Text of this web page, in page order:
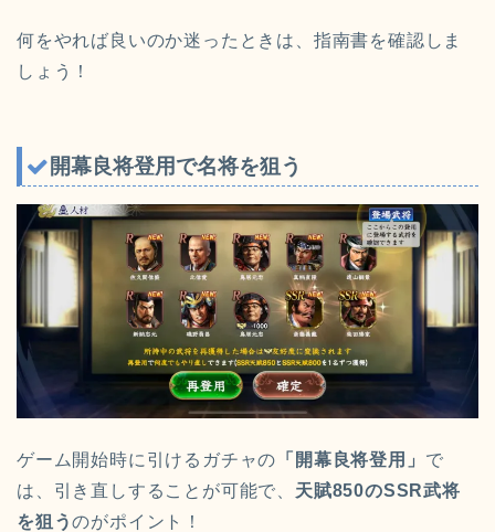
何をやれば良いのか迷ったときは、指南書を確認しま
しょう！
開幕良将登用で名将を狙う
ゲーム開始時に引けるガチャの 「開幕良将登用」 で
は、引き直しすることが可能で、 天賦850のSSR武将
を狙うのがポイント！